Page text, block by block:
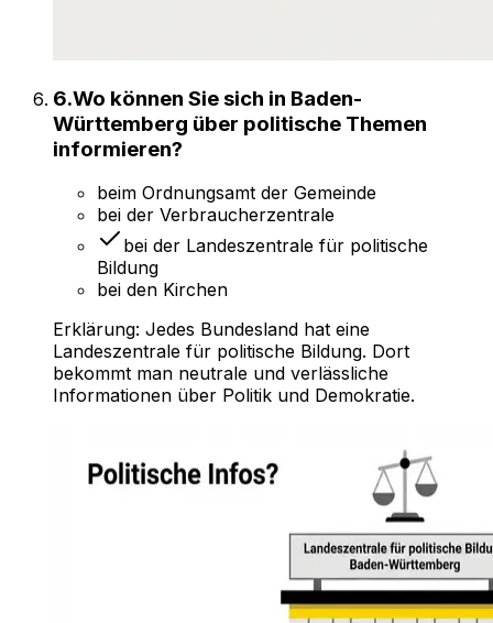
6.Wo können Sie sich in Baden-
Württemberg über politische Themen
informieren?
beim Ordnungsamt der Gemeinde
bei der Verbraucherzentrale
bei der Landeszentrale für politische
Bildung
bei den Kirchen
Erklärung: Jedes Bundesland hat eine
Landeszentrale für politische Bildung. Dort
bekommt man neutrale und verlässliche
Informationen über Politik und Demokratie.